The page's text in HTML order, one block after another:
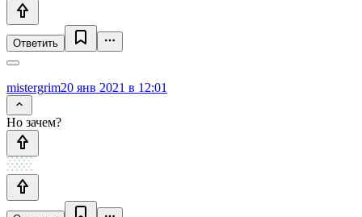
Ответить
mistergrim20 янв 2021 в 12:01
Но зачем?